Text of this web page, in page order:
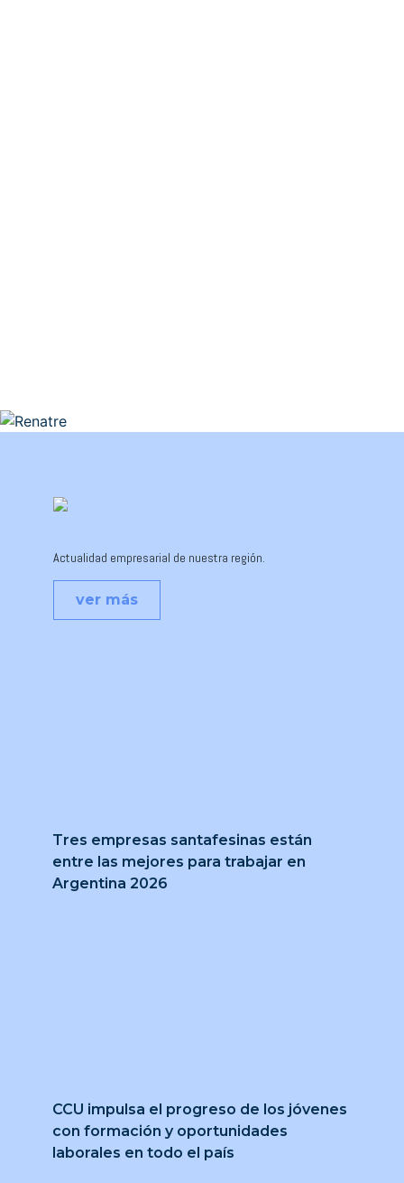
Tres empresas santafesinas están
entre las mejores para trabajar en
Argentina 2026
CCU impulsa el progreso de los jóvenes
con formación y oportunidades
laborales en todo el país
Actualidad empresarial de nuestra región.
ver más